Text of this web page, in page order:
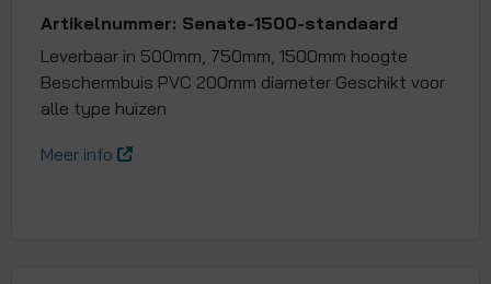
Artikelnummer: Senate-1500-standaard
Leverbaar in 500mm, 750mm, 1500mm hoogte
Beschermbuis PVC 200mm diameter Geschikt voor
alle type huizen
Meer info